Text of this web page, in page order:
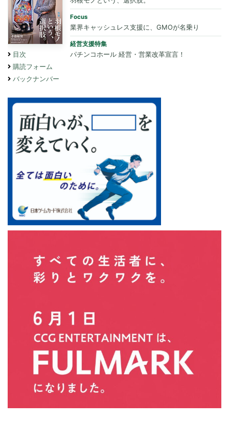
目次
購読フォーム
バックナンバー
Focus
業界キャッシュレス支援に、GMOが名乗り
経営支援特集
パチンコホール 経営・営業改革宣言！